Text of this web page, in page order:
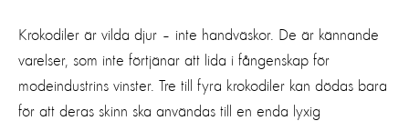
Krokodiler är vilda djur – inte handväskor. De är kännande
varelser, som inte förtjänar att lida i fångenskap för
modeindustrins vinster. Tre till fyra krokodiler kan dödas bara
för att deras skinn ska användas till en enda lyxig